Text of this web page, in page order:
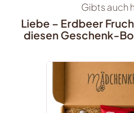
Gibts auch
Liebe – Erdbeer
diesen Geschenk-